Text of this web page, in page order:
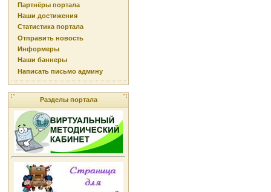
Партнёры портала
Наши достижения
Статистика портала
Отправить новость
Информеры
Наши баннеры
Написать письмо админу
Разделы портала